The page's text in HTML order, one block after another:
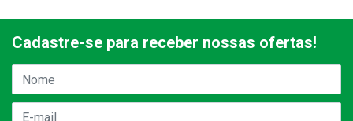
Cadastre-se para receber nossas ofertas!